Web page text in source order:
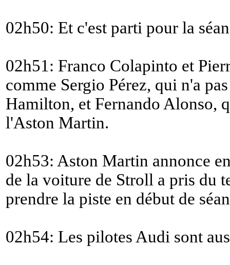
02h50: Et c'est parti pour la
02h51: Franco Colapinto et
comme Sergio Pérez, qui n'a
Hamilton, et Fernando Alonso,
l'Aston Martin.
02h53: Aston Martin annonce
de la voiture de Stroll a pris du
prendre la piste en début de
02h54: Les pilotes Audi sont